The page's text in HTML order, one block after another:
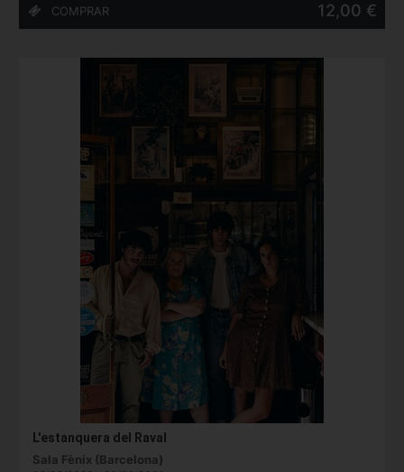
12,00 €
L'estanquera del Raval
Sala Fènix (Barcelona)